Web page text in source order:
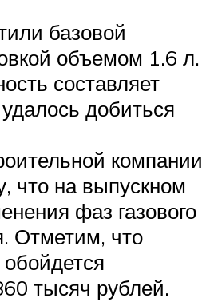
базовой
объемом 1.6 л.
составляет
добиться
компании
что на выпускном
фаз газового
Отметим, что
тысяч рублей.